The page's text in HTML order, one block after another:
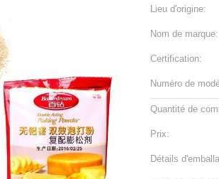
Lieu d'origine:
Nom de marque:
Certification:
Numéro de
Quantité de
Prix:
Détails